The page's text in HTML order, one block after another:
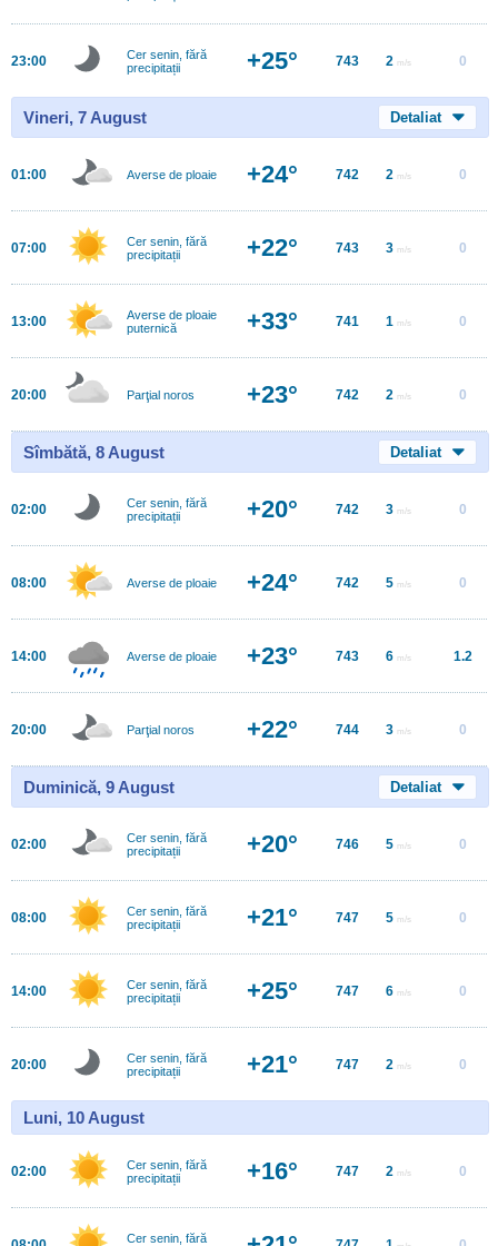
23:00
Cer senin, fără
precipitații
+25° 743 2 m/s 0
Vineri, 7 August Detaliat
01:00 Averse de ploaie +24° 742 2 m/s 0
07:00
Cer senin, fără
precipitații
+22° 743 3 m/s 0
13:00
Averse de ploaie
puternică
+33° 741 1 m/s 0
20:00 Parţial noros +23° 742 2 m/s 0
Sîmbătă, 8 August Detaliat
02:00
Cer senin, fără
precipitații
+20° 742 3 m/s 0
08:00 Averse de ploaie +24° 742 5 m/s 0
14:00 Averse de ploaie +23° 743 6 m/s 1.2
20:00 Parţial noros +22° 744 3 m/s 0
Duminică, 9 August Detaliat
02:00
Cer senin, fără
precipitații
+20° 746 5 m/s 0
08:00
Cer senin, fără
precipitații
+21° 747 5 m/s 0
14:00
Cer senin, fără
precipitații
+25° 747 6 m/s 0
20:00
Cer senin, fără
precipitații
+21° 747 2 m/s 0
Luni, 10 August
02:00
Cer senin, fără
precipitații
+16° 747 2 m/s 0
Cer senin, fără